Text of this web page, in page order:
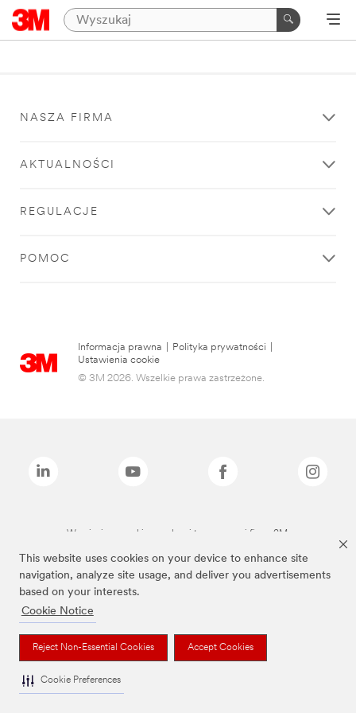
This website uses cookies on your device to enhance site
navigation, analyze site usage, and deliver you advertisements
based on your interests.
Cookie Notice
Reject Non-Essential Cookies Accept Cookies
Cookie Preferences
NASZA FIRMA
AKTUALNOŚCI
REGULACJE
POMOC
Informacja prawna Polityka prywatności
Ustawienia cookie
© 3M 2026. Wszelkie prawa zastrzeżone.
Wymienione marki są znakami towarowymi firmy 3M.